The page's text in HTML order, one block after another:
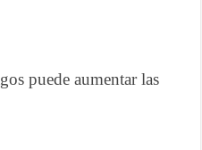
puede aumentar las